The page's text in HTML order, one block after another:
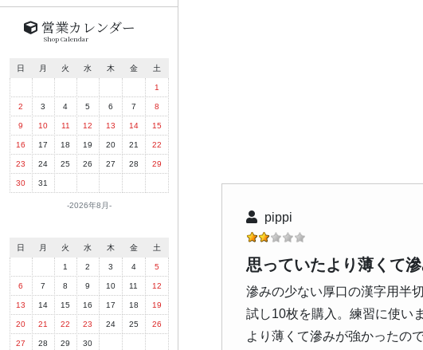
pippi
思っていたより薄くて
滲みの少ない厚口の漢字用半
試し10枚を購入。練習に使い
より薄くて滲みが強かったの
営業カレンダー
Shop Calendar
2026年8月
日 月 火 水 木 金 土
1
2 3 4 5 6 7 8
9 10 11 12 13 14 15
16 17 18 19 20 21 22
23 24 25 26 27 28 29
30 31
日 月 火 水 木 金 土
1 2 3 4 5
6 7 8 9 10 11 12
13 14 15 16 17 18 19
20 21 22 23 24 25 26
27 28 29 30